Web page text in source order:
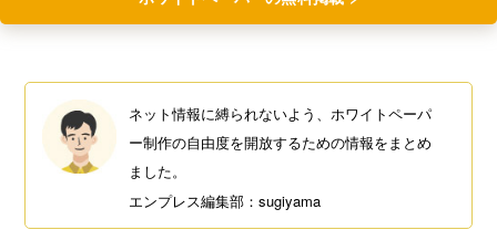
ネット情報に縛られないよう、ホワイトペーパ
ー制作の自由度を開放するための情報をまとめ
ました。
エンプレス編集部：sugiyama